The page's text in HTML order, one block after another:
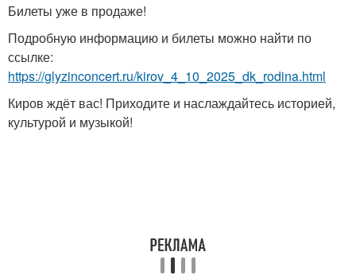
Билеты уже в продаже!
Подробную информацию и билеты можно найти по
ссылке:
https://glyzinconcert.ru/kirov_4_10_2025_dk_rodina.html
Киров ждёт вас! Приходите и наслаждайтесь историей,
культурой и музыкой!